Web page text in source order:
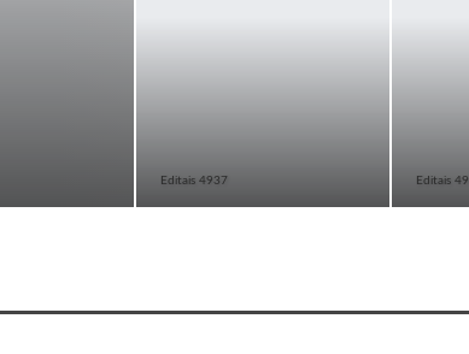
Editais 4937 Editais